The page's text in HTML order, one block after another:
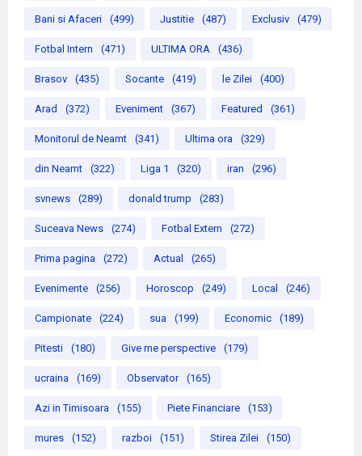
Bani si Afaceri (499) Justitie (487) Exclusiv (479)
Fotbal Intern (471) ULTIMA ORA (436)
Brasov (435) Socante (419) le Zilei (400)
Arad (372) Eveniment (367) Featured (361)
Monitorul de Neamt (341) Ultima ora (329)
din Neamt (322) Liga 1 (320) iran (296)
svnews (289) donald trump (283)
Suceava News (274) Fotbal Extern (272)
Prima pagina (272) Actual (265)
Evenimente (256) Horoscop (249) Local (246)
Campionate (224) sua (199) Economic (189)
Pitesti (180) Give me perspective (179)
ucraina (169) Observator (165)
Azi in Timisoara (155) Piete Financiare (153)
mures (152) razboi (151) Stirea Zilei (150)